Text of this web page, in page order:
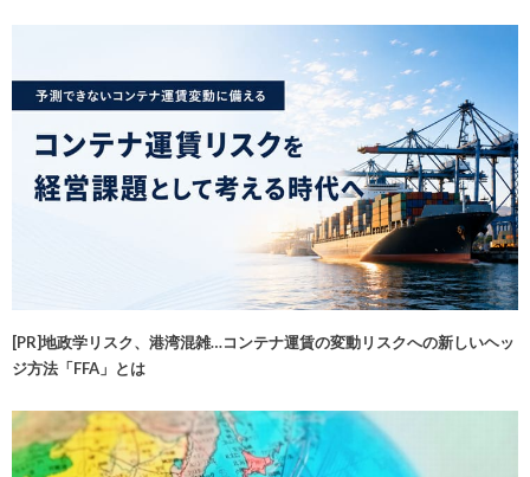
[PR]地政学リスク、港湾混雑…コンテナ運賃の変動リスクへの新しいヘッ
ジ方法「FFA」とは